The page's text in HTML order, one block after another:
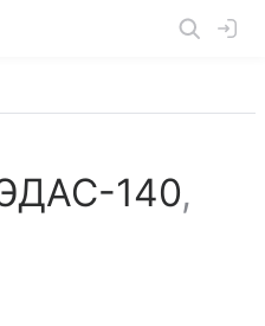
140,